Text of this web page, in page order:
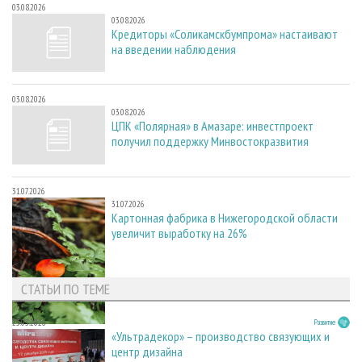
03.08.2026
03.08.2026
Кредиторы «Соликамскбумпрома» настаивают
на введении наблюдения
03.08.2026
03.08.2026
ЦПК «Полярная» в Амазаре: инвестпроект
получил поддержку Минвостокразвития
31.07.2026
31.07.2026
Картонная фабрика в Нижегородской области
увеличит выработку на 26%
СТАТЬИ ПО ТЕМЕ
23.03.2026 Развитие
«Ультрадекор» – производство связующих и
центр дизайна